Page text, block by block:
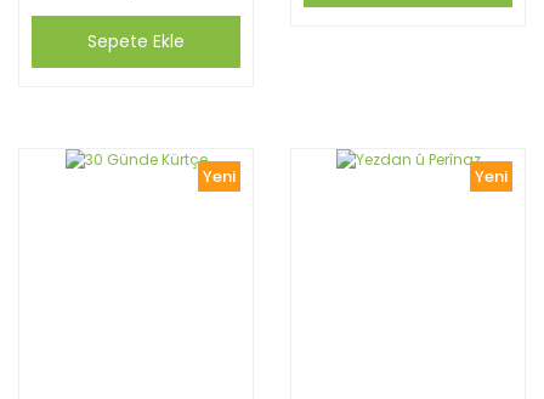
Sepete Ekle
Yeni Yeni